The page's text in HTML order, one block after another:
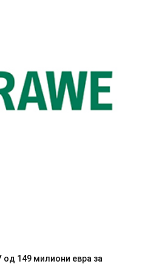
од 149 милиони евра за